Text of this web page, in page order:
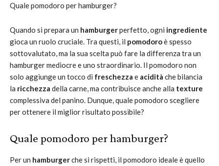
Quale pomodoro per hamburger?
Quando si prepara un hamburgerperfetto, ogni ingrediente
gioca un ruolo cruciale. Tra questi, il pomodoroè spesso
sottovalutato, ma la sua scelta può fare la differenza tra un
hamburger mediocre e uno straordinario. Il pomodoro non
solo aggiunge un tocco di freschezza e acidità che bilancia
la ricchezza della carne, ma contribuisce anche alla texture
complessiva del panino. Dunque, quale pomodoro scegliere
per ottenere il miglior risultato possibile?
Quale pomodoro per hamburger?
Per un hamburgerche si rispetti, il pomodoro ideale è quello